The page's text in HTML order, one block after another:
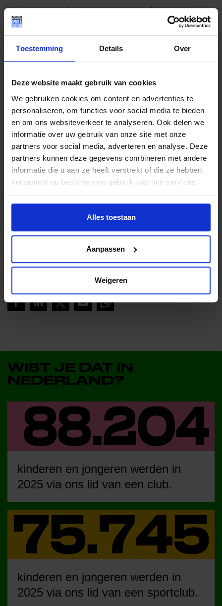
Toestemming Details Over
Deze website maakt gebruik van cookies
We gebruiken cookies om content en advertenties te
personaliseren, om functies voor social media te bieden
en om ons websiteverkeer te analyseren. Ook delen we
informatie over uw gebruik van onze site met onze
partners voor social media, adverteren en analyse. Deze
partners kunnen deze gegevens combineren met andere
informatie die u aan ze heeft verstrekt of die ze hebben
verzameld op basis van uw gebruik van hun services.
Alles toestaan
Aanpassen
Weigeren
Voor ouders kan het soms spannend voelen om hulp te
vragen. Toch benadrukt het Jeugdfonds dat meedoen juist
laagdrempelig moet zijn. Ouders hoeven geen stapels
financiële papieren aan te leveren. Het fonds werkt vanuit
“Alle kinderen verdienen de kans om een instrument te
leren bespelen of een hobby te ontdekken,” zegt ze.
“Muziek maken geeft plezier, ontspanning én een boost
aan zelfvertrouwen. Dat gun je ieder kind.”
Cultuur Friesland
WIST JE DAT IN
NEDERLAND?
kinderen en jongeren werden in
2025 via ons lid van een club.
kinderen en jongeren werden in
2025 via ons lid van een sportclub.